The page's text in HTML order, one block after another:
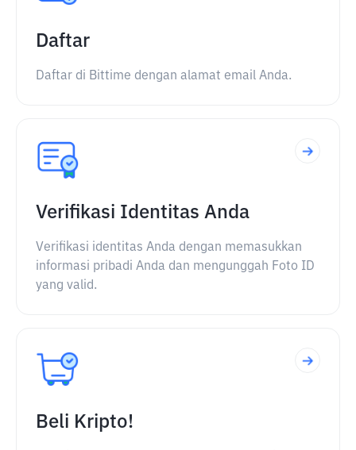
Daftar
Daftar di Bittime dengan alamat email Anda.
Verifikasi Identitas Anda
Verifikasi identitas Anda dengan memasukkan
informasi pribadi Anda dan mengunggah Foto ID
yang valid.
Beli Kripto!